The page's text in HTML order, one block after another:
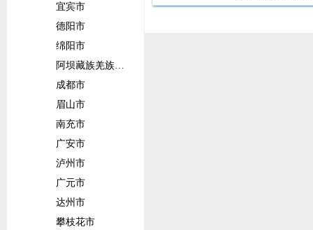
宜宾市
德阳市
绵阳市
阿坝藏族羌族自治州
成都市
眉山市
南充市
广安市
泸州市
广元市
达州市
攀枝花市
点工作。三